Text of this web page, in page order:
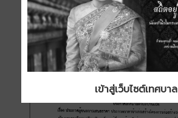
เข้าสู่เว็บไซต์เทศบาล